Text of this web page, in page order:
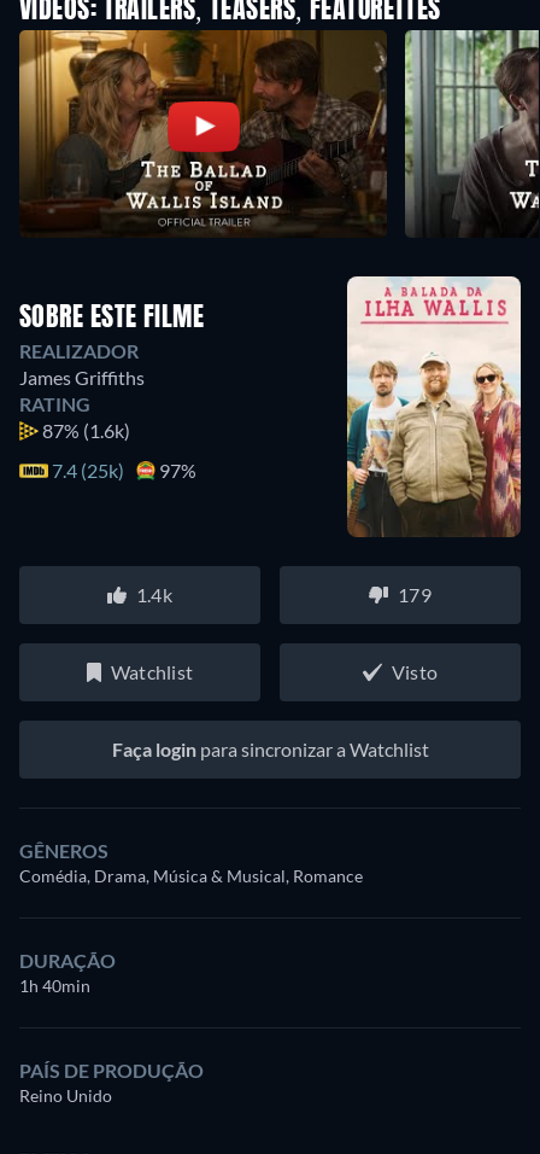
VIDEOS: TRAILERS, TEASERS, FEATURETTES
SOBRE ESTE FILME
REALIZADOR
James Griffiths
RATING
87% (1.6k)
7.4 (25k)
97%
1.4k 179
Watchlist Visto
Faça loginpara sincronizar a Watchlist
GÊNEROS
Comédia, Drama, Música & Musical, Romance
DURAÇÃO
1h 40min
PAÍS DE PRODUÇÃO
Reino Unido